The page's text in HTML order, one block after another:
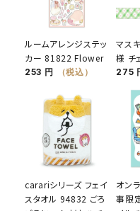
ルームアレンジステッ
カー 81822 Flower
253 円 （税込）
マス
様 チ
275
carariシリーズ フェイ
スタオル 94832 ごろ
オン
事限